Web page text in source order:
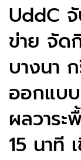
UddC
ข่าย จัด
บางนา
ออกแบ
ผลวาระ
15 นาที